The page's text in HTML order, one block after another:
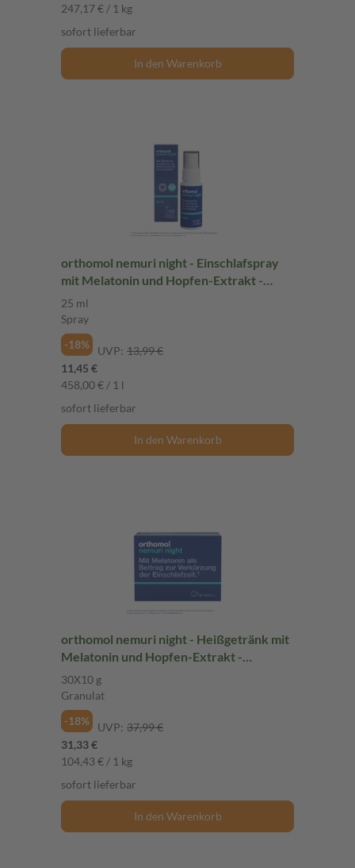
247,17 € / 1 kg
sofort lieferbar
In den Warenkorb
orthomol nemuri night - Einschlafspray
mit Melatonin und Hopfen-Extrakt -
Spray à 120 Sprühstöße
25 ml
Spray
-18%
UVP: 13,99 €
11,45 €
458,00 € / 1 l
sofort lieferbar
In den Warenkorb
orthomol nemuri night - Heißgetränk mit
Melatonin und Hopfen-Extrakt -
Granulat
30X10 g
Granulat
-18%
UVP: 37,99 €
31,33 €
104,43 € / 1 kg
sofort lieferbar
In den Warenkorb